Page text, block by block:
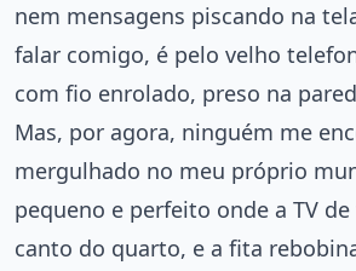
nem mensagens piscando na
falar comigo, é pelo velho
com fio enrolado, preso na
Mas, por agora, ninguém me
mergulhado no meu próprio
pequeno e perfeito onde a TV
canto do quarto, e a fita